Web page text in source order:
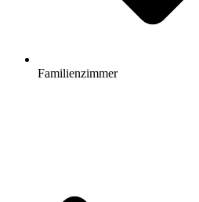
Familienzimmer